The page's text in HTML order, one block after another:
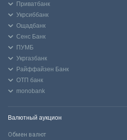
Приватбанк
Укрсиббанк
Ощадбанк
Сенс Банк
ПУМБ
Укргазбанк
Райффайзен Банк
ОТП банк
monobank
Валютный аукцион
Обмен валют